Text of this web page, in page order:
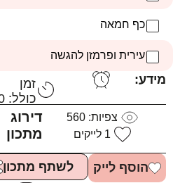
כף חמאה
עירית ופרמזן להגשה
מידע:
זמן
כולל: 60
צפיות:560
1 לייקים
דירוג
מתכון
הוסף לייק לשתף מתכון